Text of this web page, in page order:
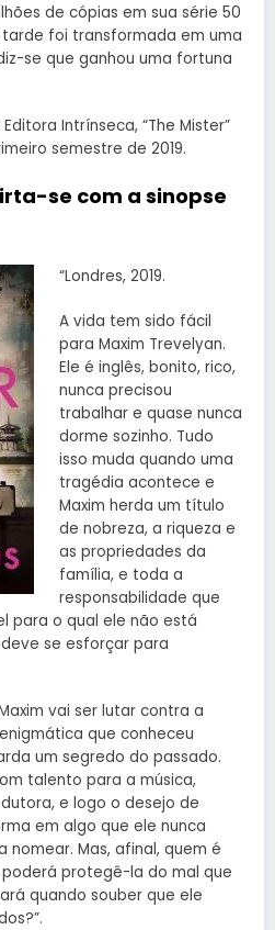
de cópias em sua série 50
tarde foi transformada em uma
se que ganhou uma fortuna
Intrínseca, “The Mister”
semestre de 2019.
se com a sinopse
“Londres, 2019.
A vida tem sido fácil
para Maxim Trevelyan.
Ele é inglês, bonito, rico,
nunca precisou
trabalhar e quase nunca
dorme sozinho. Tudo
isso muda quando uma
tragédia acontece e
Maxim herda um título
de nobreza, a riqueza e
as propriedades da
família, e toda a
responsabilidade que
para o qual ele não está
se esforçar para
vai ser lutar contra a
que conheceu
um segredo do passado.
talento para a música,
e logo o desejo de
em algo que ele nunca
nomear. Mas, afinal, quem é
poderá protegê-la do mal que
quando souber que ele